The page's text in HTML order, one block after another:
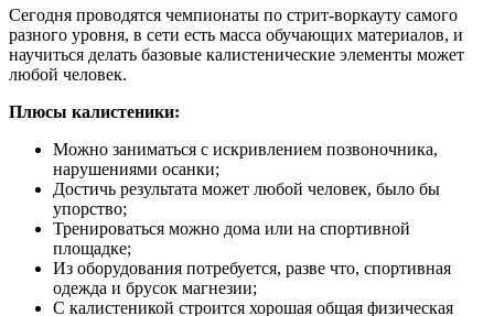
Сегодня проводятся чемпионаты по стрит-воркауту самого
разного уровня, в сети есть масса обучающих материалов, и
научиться делать базовые калистенические элементы может
любой человек.
Плюсы калистеники:
Можно заниматься с искривлением позвоночника,
нарушениями осанки;
Достичь результата может любой человек, было бы
упорство;
Тренироваться можно дома или на спортивной
площадке;
Из оборудования потребуется, разве что, спортивная
одежда и брусок магнезии;
С калистеникой строится хорошая общая физическая